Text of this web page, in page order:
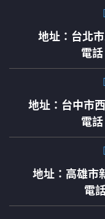
地址： 台北
電
地址： 台中市
電
地址： 高雄市
電